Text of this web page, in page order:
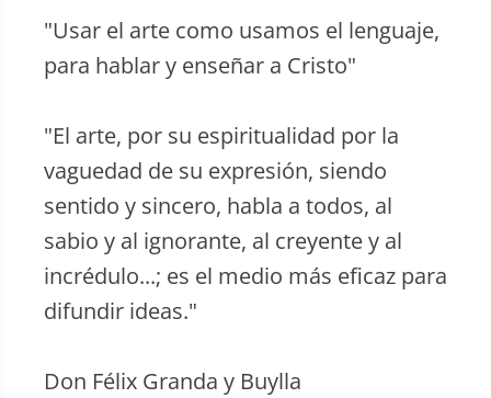
"Usar el arte como usamos el lenguaje,
para hablar y enseñar a Cristo"
"El arte, por su espiritualidad por la
vaguedad de su expresión, siendo
sentido y sincero, habla a todos, al
sabio y al ignorante, al creyente y al
incrédulo...; es el medio más eficaz para
difundir ideas."
Don Félix Granda y Buylla